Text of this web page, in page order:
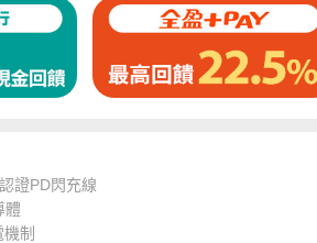
證PD閃充線
體
制